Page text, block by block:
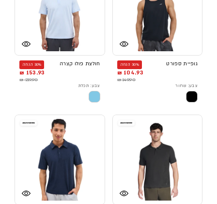
גופיית ספורט 30% הנחה
104.93 ₪
149.90 ₪
צבע: שחור
חולצת פולו קצרה 30% הנחה
153.93 ₪
219.90 ₪
צבע: תכלת